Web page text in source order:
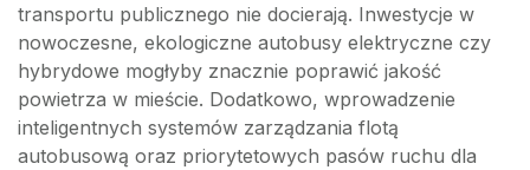
transportu publicznego nie docierają. Inwestycje w
nowoczesne, ekologiczne autobusy elektryczne czy
hybrydowe mogłyby znacznie poprawić jakość
powietrza w mieście. Dodatkowo, wprowadzenie
inteligentnych systemów zarządzania flotą
autobusową oraz priorytetowych pasów ruchu dla